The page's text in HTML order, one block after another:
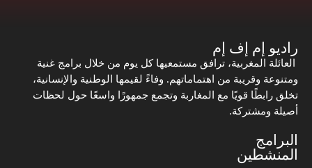
راديو إم إف إم
العائلة المغربية، ترافق مستمعيها كل يوم من خلال برامج غنية
ومتنوعة وقريبة من اهتماماتهم. وفاءً لقيمها الوطنية والإنسانية،
تخلق رابطًا قويًا مع المغاربة وتجمع جمهورًا واسعًا حول لحظات
أصيلة ومشتركة.
البرامج
المنشطين